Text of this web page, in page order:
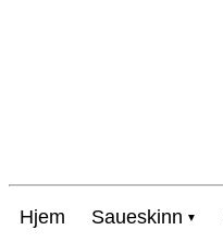
Hjem Saueskinn